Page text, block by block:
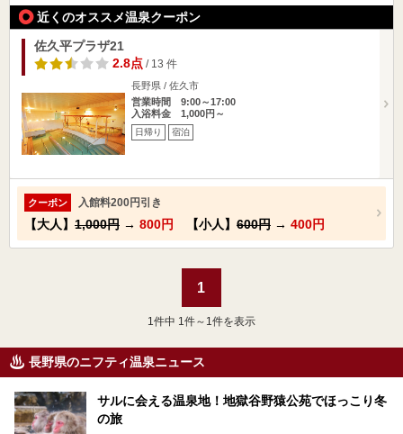
近くのオススメ温泉クーポン
佐久平プラザ21
2.8点/ 13 件
長野県 / 佐久市
営業時間 9:00～17:00
入浴料金 1,000円～
日帰り 宿泊
クーポン 入館料200円引き
【大人】 1,000円 → 800円 【小人】 600円 → 400円
1
1 件中 1件～1件を表示
長野県のニフティ温泉ニュース
サルに会える温泉地！地獄谷野猿公苑でほっこり冬
の旅